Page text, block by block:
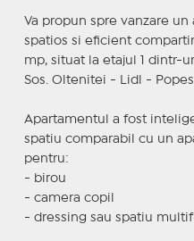
Va propun spre vanzare
spatios si eficient
mp, situat la etajul 1 dintr-
Sos. Oltenitei - Lidl -
Apartamentul a fost
spatiu comparabil cu un
pentru:
- birou
- camera copil
- dressing sau spatiu